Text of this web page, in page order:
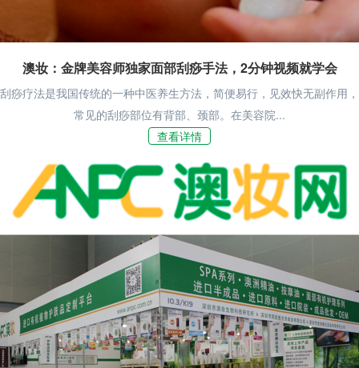
澳妆：金牌美容师独家面部刮痧手法，2分钟视频就学会
刮痧疗法是我国传统的一种中医养生方法，简便易行，见效快无副作用，
常见的刮痧部位有背部、颈部。在美容院...
查看详情